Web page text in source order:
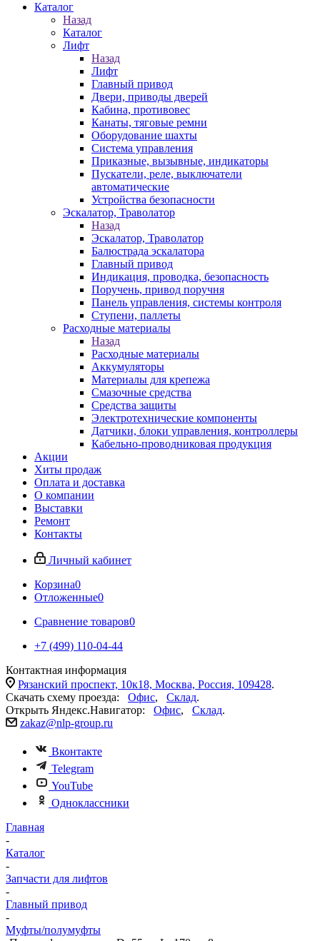
Каталог
Назад
Каталог
Лифт
Назад
Лифт
Главный привод
Двери, приводы дверей
Кабина, противовес
Канаты, тяговые ремни
Оборудование шахты
Система управления
Приказные, вызывные, индикаторы
Пускатели, реле, выключатели
автоматические
Устройства безопасности
Эскалатор, Траволатор
Назад
Эскалатор, Траволатор
Балюстрада эскалатора
Главный привод
Индикация, проводка, безопасность
Поручень, привод поручня
Панель управления, системы контроля
Ступени, паллеты
Расходные материалы
Назад
Расходные материалы
Аккумуляторы
Материалы для крепежа
Смазочные средства
Средства защиты
Электротехнические компоненты
Датчики, блоки управления, контроллеры
Кабельно-проводниковая продукция
Акции
Хиты продаж
Оплата и доставка
О компании
Выставки
Ремонт
Контакты
Личный кабинет
Корзина0
Отложенные0
Сравнение товаров0
+7 (499) 110-04-44
Контактная информация
Рязанский проспект, 10к18, Москва, Россия, 109428.
Скачать схему проезда: Офис, Склад.
Открыть Яндекс.Навигатор: Офис, Склад.
zakaz@nlp-group.ru
Вконтакте
Telegram
YouTube
Одноклассники
Главная
-
Каталог
-
Запчасти для лифтов
-
Главный привод
-
Муфты/полумуфты